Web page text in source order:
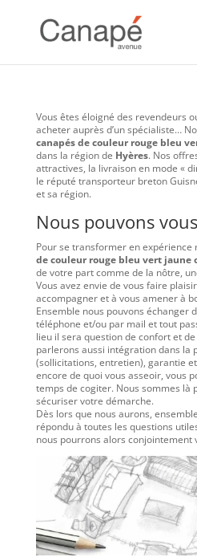
Vous êtes éloigné des revendeurs
acheter auprès d’un spécialiste…
canapés de couleur rouge bleu
dans la région de Hyères. Nos
attractives, la livraison en mode «
le réputé transporteur breton
et sa région.
Nous pouvons
Pour se transformer en expérience
de couleur rouge bleu vert jaune
de votre part comme de la nôtre,
Vous avez envie de vous faire
accompagner et à vous amener à
Ensemble nous pouvons échanger
téléphone et/ou par mail et tout
lieu il sera question de confort et
parlerons aussi intégration dans la
(sollicitations, entretien), garantie
encore de quoi vous asseoir, vous
temps de cogiter. Nous sommes là
sécuriser votre démarche.
Dès lors que nous aurons,
répondu à toutes les questions
nous pourrons alors conjointement